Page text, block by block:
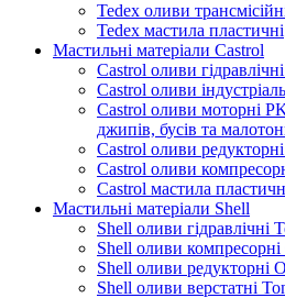
Tedex оливи
Tedex мастила пластичні
Мастильні матеріали Castrol
Castrol оливи
Castrol оливи
Castrol оливи моторні
джипів, бусів та
Castrol оливи
Castrol оливи
Castrol мастила
Мастильні матеріали Shell
Shell оливи гідравлічні
Shell оливи компресорні
Shell оливи редукторні
Shell оливи верстатні